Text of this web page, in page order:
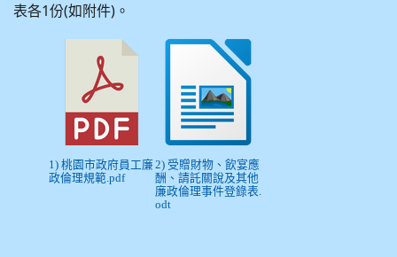
表各1份(如附件)。
1) 桃園市政府員工廉
政倫理規範.pdf
2) 受贈財物、飲宴應
酬、請託關說及其他
廉政倫理事件登錄表.
odt